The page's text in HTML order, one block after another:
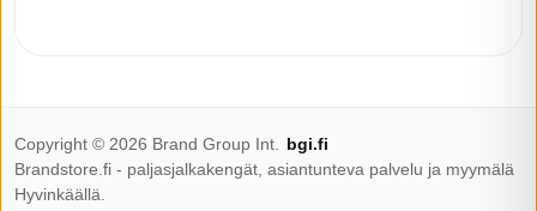
Copyright © 2026 Brand Group Int.
bgi.fi
Brandstore.fi - paljasjalkakengät, asiantunteva palvelu ja myymälä
Hyvinkäällä.